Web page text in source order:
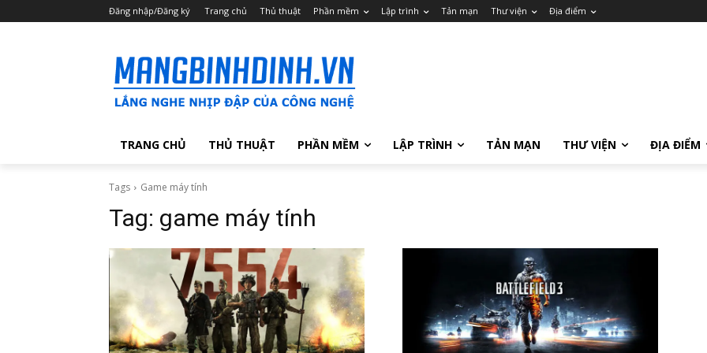
Đăng nhập/Đăng ký Trang chủ Thủ thuật Phần mềm Lập trình Tản mạn Thư viện Địa điểm
TRANG CHỦ THỦ THUẬT PHẦN MỀM LẬP TRÌNH TẢN MẠN THƯ VIỆN ĐỊA ĐIỂM
Tags Game máy tính
Tag: game máy tính